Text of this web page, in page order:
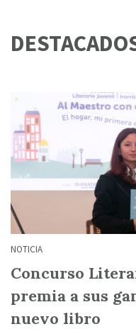
NOTICIA
Concurso
premia a sus
nuevo libro